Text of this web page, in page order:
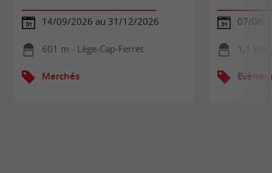
14/09/2026 au 31/12/2026
601 m - Lège-Cap-Ferret
Marchés
07/08/
1,1 km